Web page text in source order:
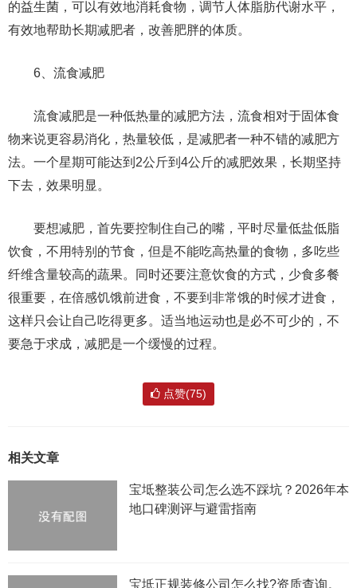
的益生菌，可以有效地消耗食物，调节人体脂肪代谢水平，
有效地帮助长期减肥者，改善肥胖的体质。
6、流食减肥
流食减肥是一种低热量的减肥方法，流食相对于固体食
物来说更容易消化，热量较低，是减肥者一种不错的减肥方
法。一个星期可能达到2公斤到4公斤的减肥效果，长期坚持
下去，效果明显。
要想减肥，首先要控制住自己的嘴，平时尽量低盐低脂
饮食，不用特别的节食，但是不能吃高热量的食物，多吃些
纤维含量较高的蔬果。同时还要注意饮食的方式，少食多餐
很重要，在倍感饥饿前进食，不要到非常饿的时候才进食，
这样只会让自己吃得更多。适当地运动也是必不可少的，不
要急于求成，减肥是一个缓慢的过程。
点赞(75)
相关文章
宝坻整装公司怎么选不踩坑？2026年本
地口碑测评与避雷指南
宝坻正规装修公司怎么找?资质查询。